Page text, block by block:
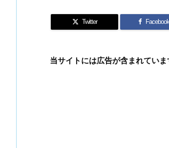
Twitter Facebook
当サイトには広告が含まれていま